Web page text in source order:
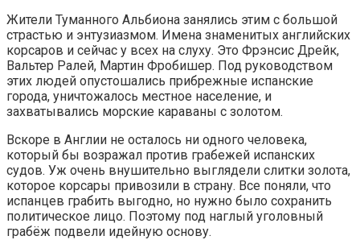
Жители Туманного Альбиона занялись этим с большой
страстью и энтузиазмом. Имена знаменитых английских
корсаров и сейчас у всех на слуху. Это Фрэнсис Дрейк,
Вальтер Ралей, Мартин Фробишер. Под руководством
этих людей опустошались прибрежные испанские
города, уничтожалось местное население, и
захватывались морские караваны с золотом.
Вскоре в Англии не осталось ни одного человека,
который бы возражал против грабежей испанских
судов. Уж очень внушительно выглядели слитки золота,
которое корсары привозили в страну. Все поняли, что
испанцев грабить выгодно, но нужно было сохранить
политическое лицо. Поэтому под наглый уголовный
грабёж подвели идейную основу.